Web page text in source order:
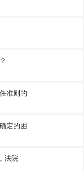
准则的
定的困
法院